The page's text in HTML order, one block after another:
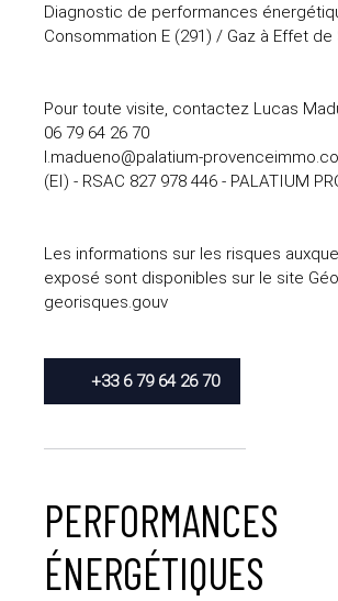
Diagnostic de performances
Consommation E (291) / Gaz à Effet de
Pour toute visite, contactez Lucas
06 79 64 26 70
l.madueno@palatium-
(EI) - RSAC 827 978 446 - PALATIUM
Les informations sur les risques
exposé sont disponibles sur le site
georisques.gouv
+33 6 79 64 26 70
PERFORMANCES
ÉNERGÉTIQUES